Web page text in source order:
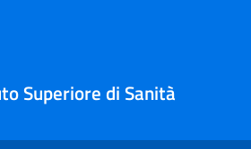
Superiore di Sanità